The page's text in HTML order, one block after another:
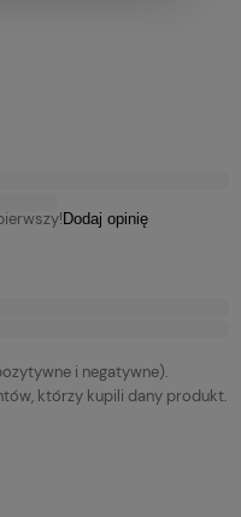
Dodaj opinię
i negatywne).
którzy kupili dany produkt.